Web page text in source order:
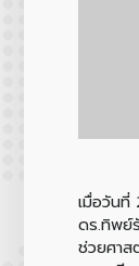
เมื่อวันที่
ดร.ทิพ
ช่วยศาส